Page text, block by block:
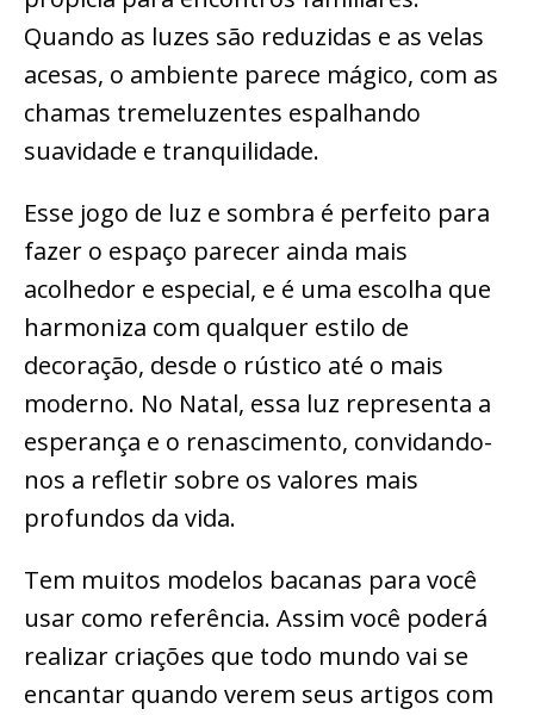
Quando as luzes são reduzidas e as velas
acesas, o ambiente parece mágico, com as
chamas tremeluzentes espalhando
suavidade e tranquilidade.
Esse jogo de luz e sombra é perfeito para
fazer o espaço parecer ainda mais
acolhedor e especial, e é uma escolha que
harmoniza com qualquer estilo de
decoração, desde o rústico até o mais
moderno. No Natal, essa luz representa a
esperança e o renascimento, convidando-
nos a refletir sobre os valores mais
profundos da vida.
Tem muitos modelos bacanas para você
usar como referência. Assim você poderá
realizar criações que todo mundo vai se
encantar quando verem seus artigos com